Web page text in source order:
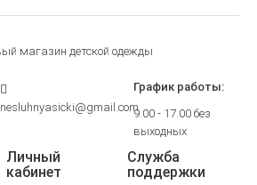
nesluhnyasicki@gmail.com
График работы:
9.00 - 17.00 без
выходных
Личный
кабинет
Служба
поддержки